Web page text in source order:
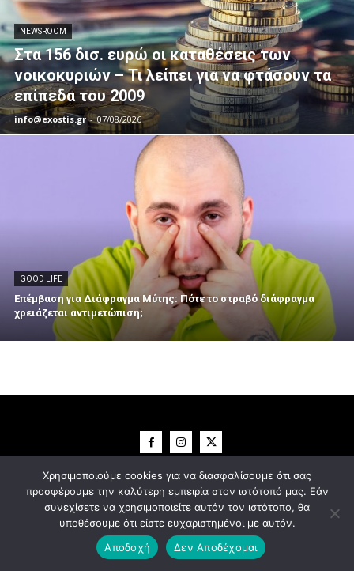
NEWSROOM
Στα 156 δισ. ευρώ οι καταθέσεις των
νοικοκυριών – Τι λείπει για να φτάσουν τα
επίπεδα του 2009
info@exostis.gr - 07/08/2026
GOOD LIFE
Επέμβαση για Διάφραγμα Μύτης: Πότε το στραβό διάφραγμα
χρειάζεται αντιμετώπιση;
CINEMA INTERVIEWS MIND THE ART
NEWSROOM
URBANITIES
ΘΕΜΑΤΑ GOOD LIFE
Χρησιμοποιούμε cookies για να διασφαλίσουμε ότι σας
προσφέρουμε την καλύτερη εμπειρία στον ιστότοπό μας. Εάν
συνεχίσετε να χρησιμοποιείτε αυτόν τον ιστότοπο, θα
υποθέσουμε ότι είστε ευχαριστημένοι με αυτόν.
Αποδοχή
Δεν Αποδέχομαι